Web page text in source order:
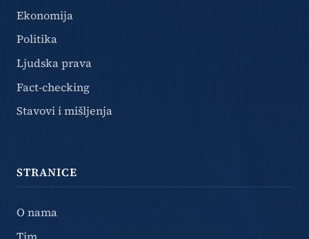
Ekonomija
Politika
Ljudska prava
Fact-checking
Stavovi i mišljenja
STRANICE
O nama